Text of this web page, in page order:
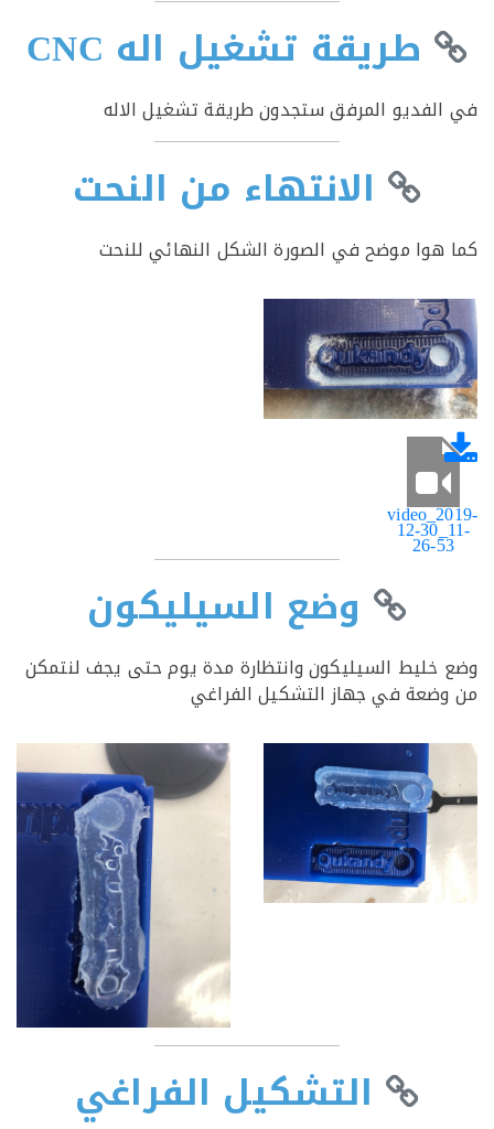
طريقة تشغيل اله CNC
المرفق ستجدون طريقة تشغيل الاله
الانتهاء من النحت
موضح في الصورة الشكل النهائي للنحت
12-26-
وضع السيليكون
السيليكون وانتظارة مدة يوم حتى يجف لنتمكن
في جهاز التشكيل الفراغي
التشكيل الفراغي